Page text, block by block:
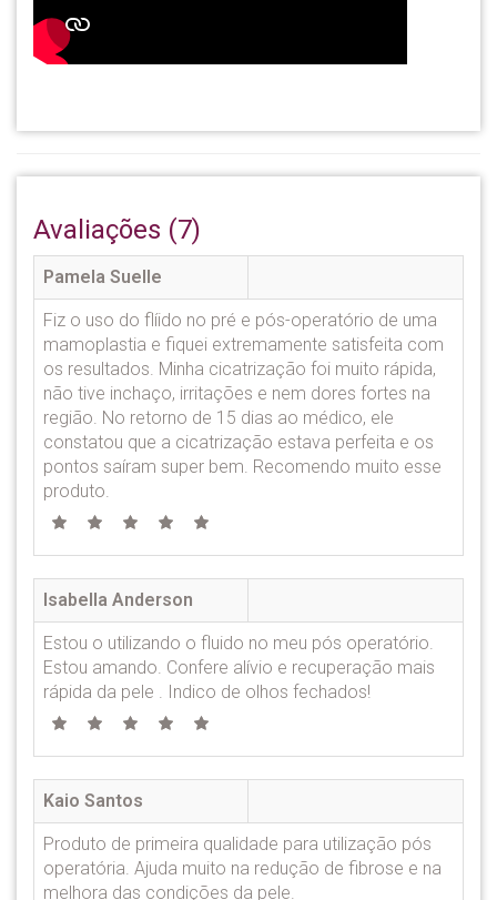
Avaliações (7)
Pamela Suelle
Fiz o uso do flíido no pré e pós-operatório de uma
mamoplastia e fiquei extremamente satisfeita com
os resultados. Minha cicatrização foi muito rápida,
não tive inchaço, irritações e nem dores fortes na
região. No retorno de 15 dias ao médico, ele
constatou que a cicatrização estava perfeita e os
pontos saíram super bem. Recomendo muito esse
produto.
Isabella Anderson
Estou o utilizando o fluido no meu pós operatório.
Estou amando. Confere alívio e recuperação mais
rápida da pele . Indico de olhos fechados!
Kaio Santos
Produto de primeira qualidade para utilização pós
operatória. Ajuda muito na redução de fibrose e na
melhora das condições da pele.